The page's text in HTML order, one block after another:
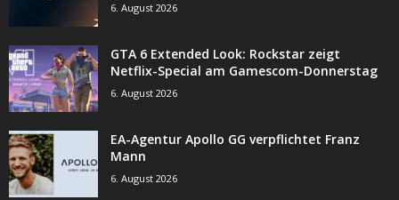
6. August 2026
GTA 6 Extended Look: Rockstar zeigt
Netflix-Special am Gamescom-Donnerstag
6. August 2026
EA-Agentur Apollo GG verpflichtet Franz
Mann
6. August 2026